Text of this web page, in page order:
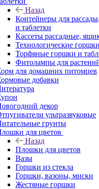
Назад
Контейнеры для
и таблетки
Кассеты рассадные,
Технологические горшки
Торфяные горшки и
Фитолампы для
для домашних питомцев
добавки
декор
ультразвуковые
грунты
для цветов
Назад
Плошки для цветов
Вазы
Горшки из стекла
Горшки, вазоны, миски
Жестяные горшки